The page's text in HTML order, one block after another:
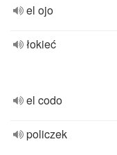
el ojo
łokieć
el codo
policzek